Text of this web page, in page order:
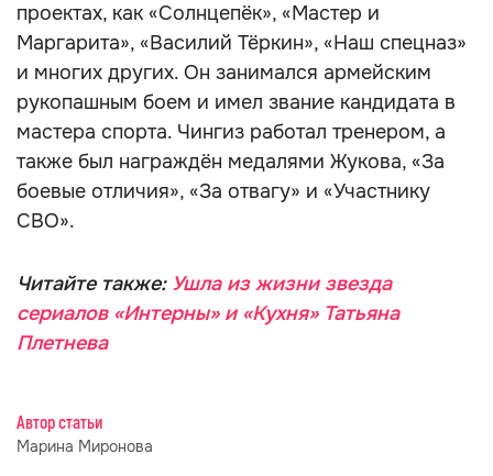
проектах, как «Солнцепёк», «Мастер и
Маргарита», «Василий Тёркин», «Наш спецназ»
и многих других. Он занимался армейским
рукопашным боем и имел звание кандидата в
мастера спорта. Чингиз работал тренером, а
также был награждён медалями Жукова, «За
боевые отличия», «За отвагу» и «Участнику
СВО».
Читайте также: Ушла из жизни звезда
сериалов «Интерны» и «Кухня» Татьяна
Плетнева
Автор статьи
Марина Миронова